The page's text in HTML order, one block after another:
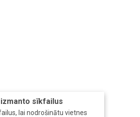
sīkfailus
lai nodrošinātu vietnes